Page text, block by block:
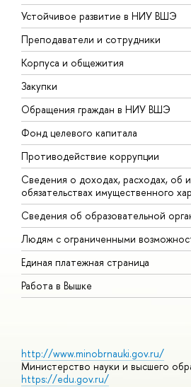
Устойчивое развитие в НИУ ВШЭ
Преподаватели и сотрудники
Корпуса и общежития
Закупки
Обращения граждан в НИУ ВШЭ
Фонд целевого капитала
Противодействие коррупции
Сведения о доходах, расходах, об
обязательствах имущественного
Сведения об образовательной
Людям с ограниченными
Единая платежная страница
Работа в Вышке
http://www.minobrnauki.gov.ru/
Министерство науки и высшего
https://edu.gov.ru/